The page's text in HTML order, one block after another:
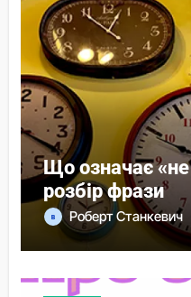
Що означає «не
розбір фрази
Роберт Станкевич